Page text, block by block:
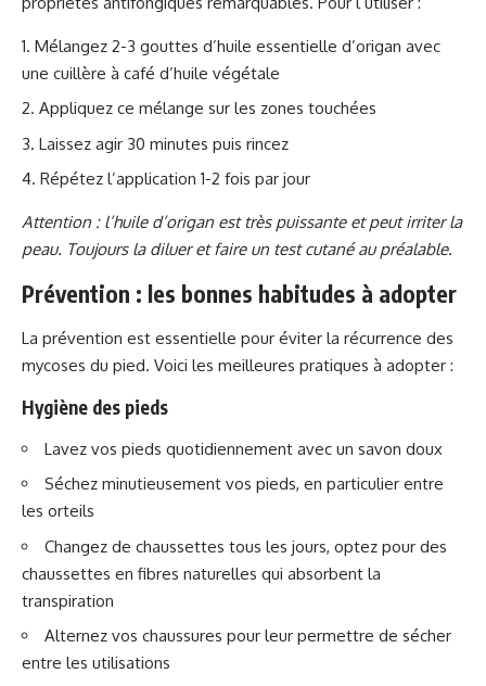
Mélangez 2-3 gouttes d’huile essentielle d’origan avec
une cuillère à café d’huile végétale
Appliquez ce mélange sur les zones touchées
Laissez agir 30 minutes puis rincez
Répétez l’application 1-2 fois par jour
Attention : l’huile d’origan est très puissante et peut irriter la
peau. Toujours la diluer et faire un test cutané au préalable.
Prévention : les bonnes habitudes à adopter
La prévention est essentielle pour éviter la récurrence des
mycoses du pied. Voici les meilleures pratiques à adopter :
Hygiène des pieds
Lavez vos pieds quotidiennement avec un savon doux
Séchez minutieusement vos pieds, en particulier entre
les orteils
Changez de chaussettes tous les jours, optez pour des
chaussettes en fibres naturelles qui absorbent la
transpiration
Alternez vos chaussures pour leur permettre de sécher
entre les utilisations